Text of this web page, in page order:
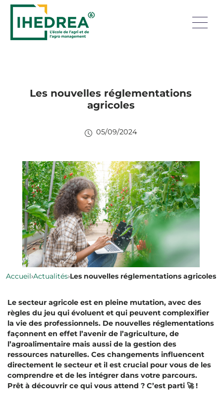
Les nouvelles réglementations
agricoles
05/09/2024
Accueil›Actualités›Les nouvelles réglementations agricoles
Le secteur agricole est en pleine mutation, avec des
règles du jeu qui évoluent et qui peuvent complexifier
la vie des professionnels. De nouvelles réglementations
façonnent en effet l’avenir de l’agriculture, de
l’agroalimentaire mais aussi de la gestion des
ressources naturelles. Ces changements influencent
directement le secteur et il est crucial pour vous de les
comprendre et de les intégrer dans votre parcours.
Prêt à découvrir ce qui vous attend ? C’est parti 🚀 !